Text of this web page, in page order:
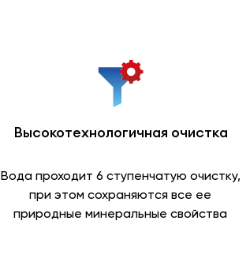
Высокотехнологичная очистка
Вода проходит 6 ступенчатую очистку,
при этом сохраняются все ее
природные минеральные свойства